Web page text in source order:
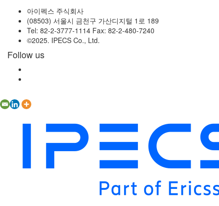
아이펙스 주식회사
(08503) 서울시 금천구 가산디지털 1로 189
Tel: 82-2-3777-1114 Fax: 82-2-480-7240
©2025. IPECS Co., Ltd.
Follow us